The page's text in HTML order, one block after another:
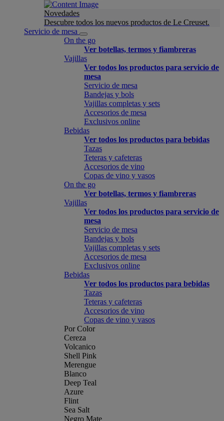
Novedades
Descubre todos los nuevos productos de Le Creuset.
Servicio de mesa
On the go
Ver botellas, termos y fiambreras
Vajillas
Ver todos los productos para servicio de
mesa
Servicio de mesa
Bandejas y bols
Vajillas completas y sets
Accesorios de mesa
Exclusivos online
Bebidas
Ver todos los productos para bebidas
Tazas
Teteras y cafeteras
Accesorios de vino
Copas de vino y vasos
On the go
Ver botellas, termos y fiambreras
Vajillas
Ver todos los productos para servicio de
mesa
Servicio de mesa
Bandejas y bols
Vajillas completas y sets
Accesorios de mesa
Exclusivos online
Bebidas
Ver todos los productos para bebidas
Tazas
Teteras y cafeteras
Accesorios de vino
Copas de vino y vasos
Por Color
Cereza
Volcanico
Shell Pink
Merengue
Blanco
Deep Teal
Azure
Flint
Sea Salt
Negro Mate